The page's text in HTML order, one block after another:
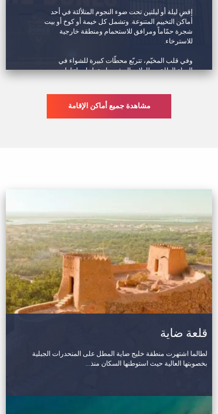
إقضِ ليلة أو ليلتين تحت ضوء النجوم المتلألئة في أحد
أماكن التخييم المتنوعة. وتشمل كل خيمة أو كوخ أو بيت
شجرة حمّاماً ومرافق للاستحمام ومنطقة خارجية
للاسترخاء.
وفي قلب المخيّم، تتربّع محطّات كبيرة للشواء في
الهواء الطلق وطاولات البوفيه واستراحات لتناول
المشروبات الباردة. علاوةً على ذلك، تتوفّر العديد من
بالحفلات الترفيهية البدوية المسائية التي يتخلّلها رقص
التنورة والرقص الشرقي. كما يتواجد رسّامو الحنّاء
التقليديّة لتزيين أيديكم بفنونهم القبلية.
مشاهدة جميع أماكن الإقامة
قلعة ضاية
لطالما اشتهرت منطقة خليج ضاية المطل على المنحدرات الجبلية
بخصوبتها العالية حيث استوطنها السكان منذ…